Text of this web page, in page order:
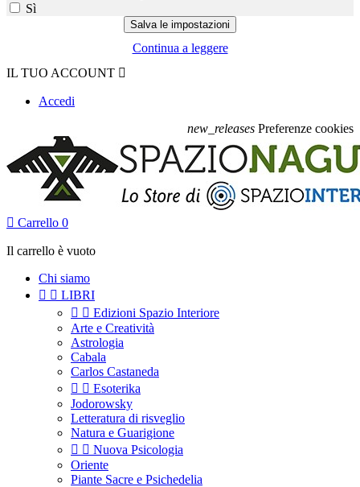
Sì
Continua a leggere
IL TUO ACCOUNT 
Accedi
new_releases Preferenze cookies
 Carrello 0
Il carrello è vuoto
Chi siamo
  LIBRI
  Edizioni Spazio Interiore
Arte e Creatività
Astrologia
Cabala
Carlos Castaneda
  Esoterika
Jodorowsky
Letteratura di risveglio
Natura e Guarigione
  Nuova Psicologia
Oriente
Piante Sacre e Psichedelia